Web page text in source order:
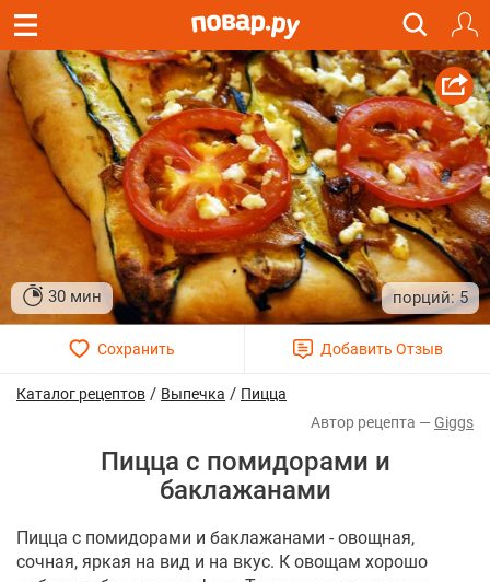
30 мин 5
Каталог рецептов / Выпечка / Пицца
Giggs
Пицца с помидорами и
баклажанами
Пицца с помидорами и баклажанами - овощная,
сочная, яркая на вид и на вкус. К овощам хорошо